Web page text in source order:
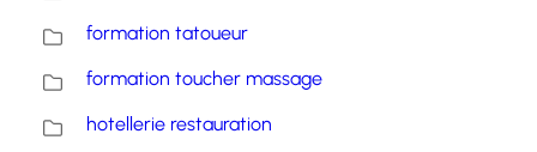
formation tatoueur
formation toucher massage
hotellerie restauration